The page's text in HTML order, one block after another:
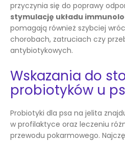
przyczynia się do poprawy
stymulację układu
pomagają również szybciej
chorobach, zatruciach czy
antybiotykowych.
Wskazania do
probiotyków u
Probiotyki dla psa na jelita
w profilaktyce oraz leczeniu
przewodu pokarmowego.